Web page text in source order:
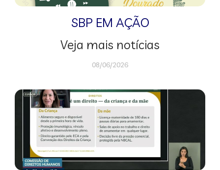
SBP EM AÇÃO
Veja mais notícias
08/06/2026